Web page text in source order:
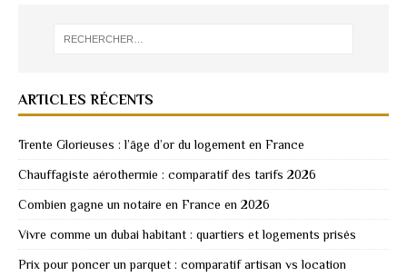
ARTICLES RÉCENTS
Trente Glorieuses : l’âge d’or du logement en France
Chauffagiste aérothermie : comparatif des tarifs 2026
Combien gagne un notaire en France en 2026
Vivre comme un dubai habitant : quartiers et logements prisés
Prix pour poncer un parquet : comparatif artisan vs location